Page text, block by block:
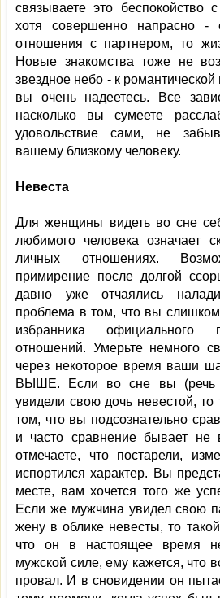
связываете это беспокойство
хотя совершенно напрасно -
отношения с партнером, то
Новые знакомства тоже не
звездное небо - к романтической
вы очень надеетесь. Все
насколько вы сумеете
удовольствие сами, не
вашему близкому человеку.
Невеста
Для женщины видеть во сне
любимого человека означает
личных отношениях.
примирение после долгой
давно уже отчаялись
проблема в том, что вы слишком
избранника официального
отношений. Умерьте немного
через некоторое время ваши
ВЫШЕ. Если во сне вы (речь
увидели свою дочь невестой, то
том, что вы подсознательно
и часто сравнение бывает
отмечаете, что постарели,
испортился характер. Вы
месте, вам хочется того же
Если же мужчина увидел свою
жену в облике невесты, то
что он в настоящее время
мужской силе, ему кажется, что
провал. И в сновидении он